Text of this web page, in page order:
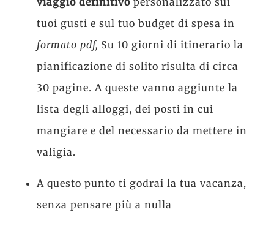
tuoi gusti e sul tuo budget di spesa in
formato pdf, Su 10 giorni di itinerario la
pianificazione di solito risulta di circa
30 pagine. A queste vanno aggiunte la
lista degli alloggi, dei posti in cui
mangiare e del necessario da mettere in
valigia.
A questo punto ti godrai la tua vacanza,
senza pensare più a nulla